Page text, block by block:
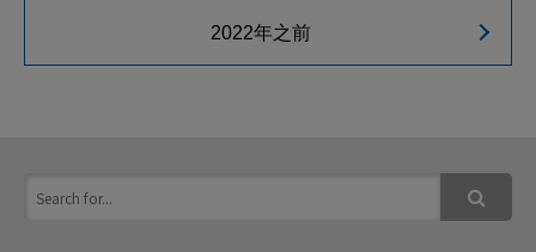
2022年之前